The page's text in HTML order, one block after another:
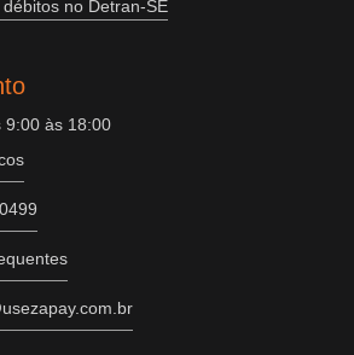
no Detran-SE
9:00 às 18:00